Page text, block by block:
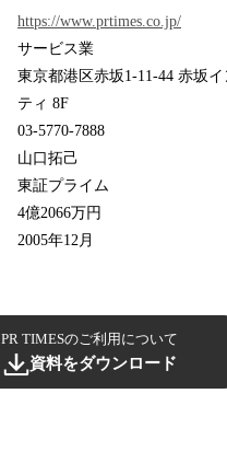
https://www.prtimes.co.jp/
サービス業
東京都港区赤坂1-11-44 赤坂
ティ 8F
03-5770-7888
山口拓己
東証プライム
4億2066万円
2005年12月
PR TIMESのご利用について
資料をダウンロード